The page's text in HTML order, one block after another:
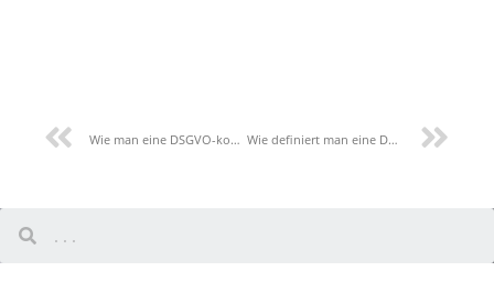
Wie man eine DSGVO-konforme Datenschutzrichtlinie verfasst und umsetzt Wie definiert man eine Datenschutz-Folgenabschätzung (DFA)?